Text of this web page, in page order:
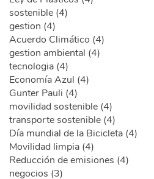
sostenible (4)
gestion (4)
Acuerdo Climático (4)
gestion ambiental (4)
tecnologia (4)
Economía Azul (4)
Gunter Pauli (4)
movilidad sostenible (4)
transporte sostenible (4)
Día mundial de la Bicicleta (4)
Movilidad limpia (4)
Reducción de emisiones (4)
negocios (3)